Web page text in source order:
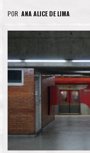
POR ANA ALICE DE LIMA